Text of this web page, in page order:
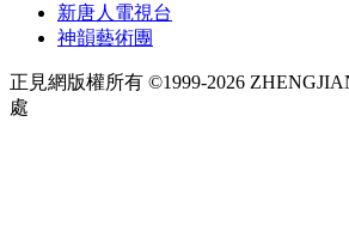
新唐人電視台
神韻藝術團
正見網版權所有 ©1999-2026
處